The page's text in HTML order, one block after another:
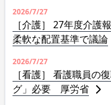
2026/7/27
［介護］ 27年度介護
柔軟な配置基準で議論
2026/7/27
［看護］ 看護職員の
グ」必要 厚労省